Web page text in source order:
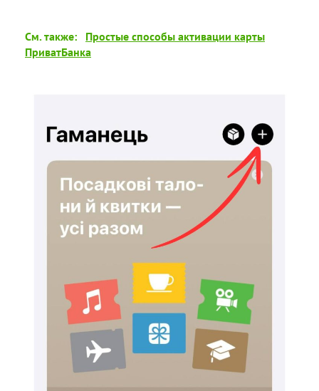
См. также:
Простые способы активации карты
ПриватБанка